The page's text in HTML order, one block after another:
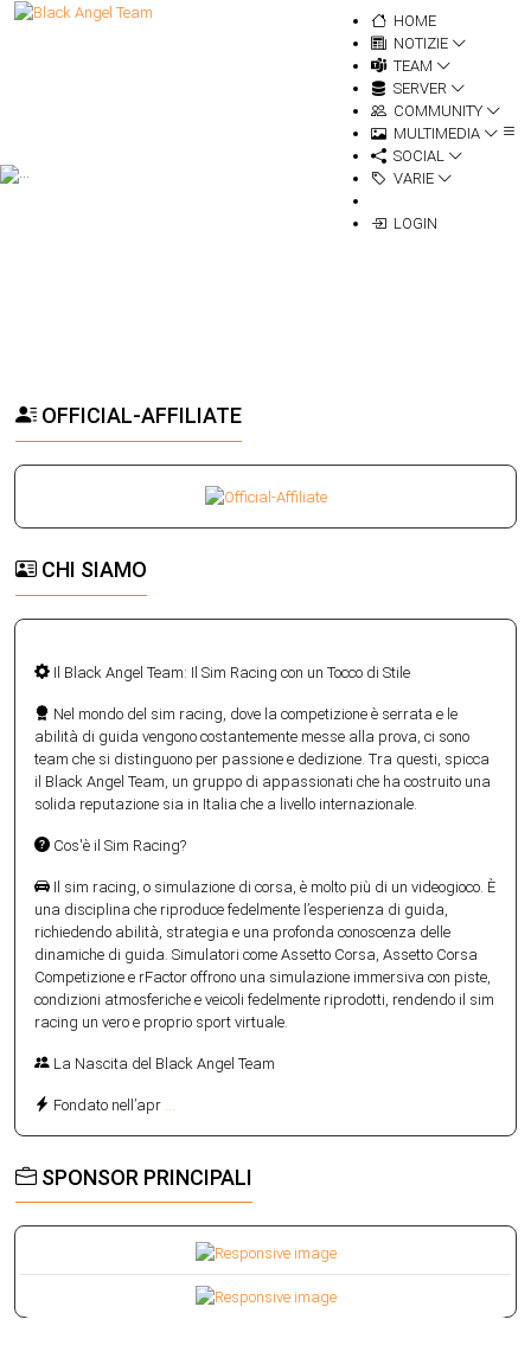
HOME
NOTIZIE
TEAM
SERVER
COMMUNITY
MULTIMEDIA
SOCIAL
VARIE
LOGIN
OFFICIAL-AFFILIATE
CHI SIAMO
Il Black Angel Team: Il Sim Racing con un Tocco di Stile
Nel mondo del sim racing, dove la competizione è serrata e le
abilità di guida vengono costantemente messe alla prova, ci sono
team che si distinguono per passione e dedizione. Tra questi, spicca
il Black Angel Team, un gruppo di appassionati che ha costruito una
solida reputazione sia in Italia che a livello internazionale.
Cos'è il Sim Racing?
Il sim racing, o simulazione di corsa, è molto più di un videogioco. È
una disciplina che riproduce fedelmente l’esperienza di guida,
richiedendo abilità, strategia e una profonda conoscenza delle
dinamiche di guida. Simulatori come Assetto Corsa, Assetto Corsa
Competizione e rFactor offrono una simulazione immersiva con piste,
condizioni atmosferiche e veicoli fedelmente riprodotti, rendendo il sim
racing un vero e proprio sport virtuale.
La Nascita del Black Angel Team
Fondato nell’apr
SPONSOR PRINCIPALI